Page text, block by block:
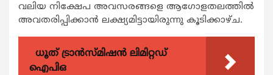
വലിയ നിക്ഷേപ അവസരങ്ങളെ ആഗോളതലത്തില്‍
അവതരിപ്പിക്കാന്‍ ലക്ഷ്യമിട്ടായിരുന്നു കൂടിക്കാഴ്ച.
ധൂത് ട്രാൻസ്മിഷൻ ലിമിറ്റഡ്
ഐപിഒ